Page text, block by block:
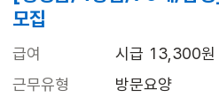
모집
급여
시급 13,300원
근무유형
방문요양